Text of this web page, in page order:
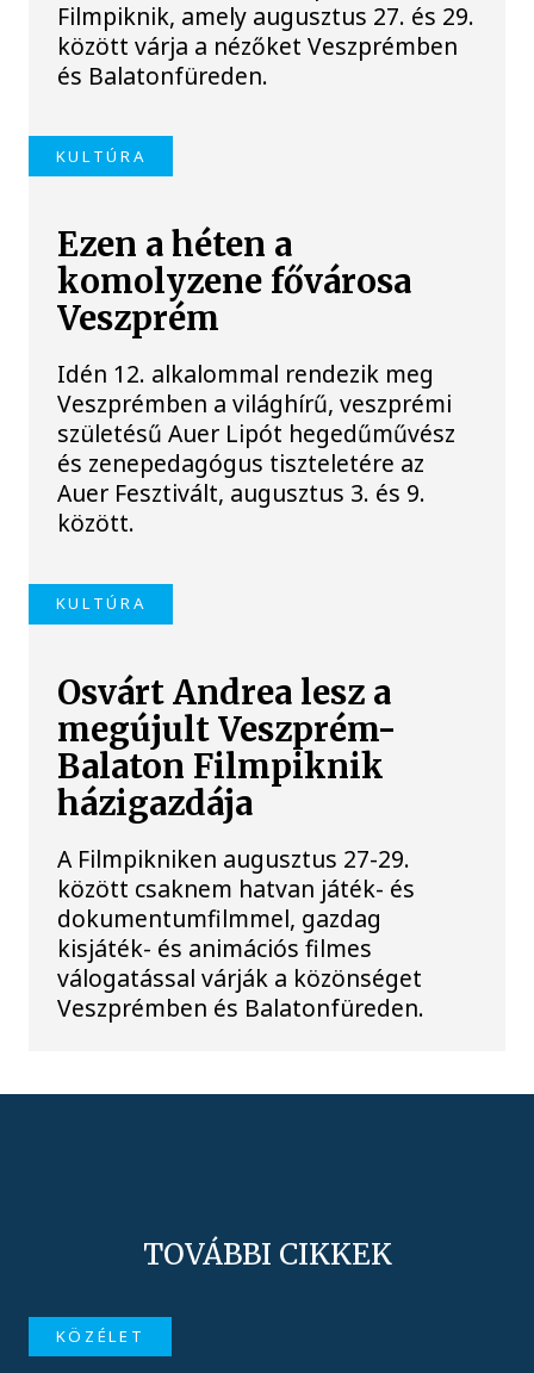
Filmpiknik, amely augusztus 27. és 29.
között várja a nézőket Veszprémben
és Balatonfüreden.
KULTÚRA
Ezen a héten a
komolyzene fővárosa
Veszprém
Idén 12. alkalommal rendezik meg
Veszprémben a világhírű, veszprémi
születésű Auer Lipót hegedűművész
és zenepedagógus tiszteletére az
Auer Fesztivált, augusztus 3. és 9.
között.
KULTÚRA
Osvárt Andrea lesz a
megújult Veszprém-
Balaton Filmpiknik
házigazdája
A Filmpikniken augusztus 27-29.
között csaknem hatvan játék- és
dokumentumfilmmel, gazdag
kisjáték- és animációs filmes
válogatással várják a közönséget
Veszprémben és Balatonfüreden.
TOVÁBBI CIKKEK
KÖZÉLET